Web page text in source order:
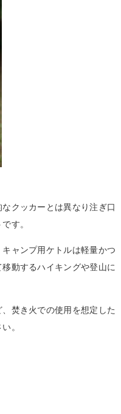
クッカーとは異なり注ぎ口
す。
ャンプ用ケトルは軽量かつ
動するハイキングや登山に
焚き火での使用を想定した
。